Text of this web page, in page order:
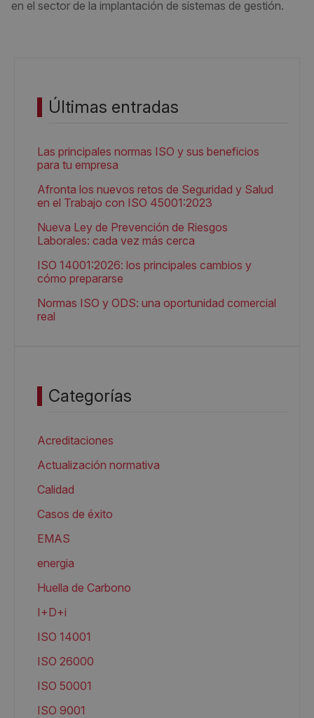
en el sector de la implantación de sistemas de gestión.
Últimas entradas
Las principales normas ISO y sus beneficios
para tu empresa
Afronta los nuevos retos de Seguridad y Salud
en el Trabajo con ISO 45001:2023
Nueva Ley de Prevención de Riesgos
Laborales: cada vez más cerca
ISO 14001:2026: los principales cambios y
cómo prepararse
Normas ISO y ODS: una oportunidad comercial
real
Categorías
Acreditaciones
Actualización normativa
Calidad
Casos de éxito
EMAS
energia
Huella de Carbono
I+D+i
ISO 14001
ISO 26000
ISO 50001
ISO 9001